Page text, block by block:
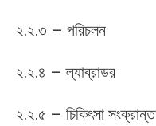
২.২.৩ – পরিচলন
২.২.৪ – ল্যাব্রাডর
২.২.৫ – চিকিৎসা সংক্রান্ত